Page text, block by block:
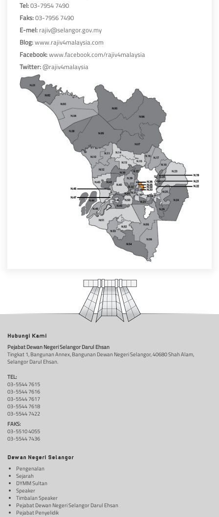
Tel:03-7954 7490
Faks:03-7956 7490
E-mel: rajiv@selangor.gov.my
Blog:www.rajiv4malaysia.com
Facebook:www.facebook.com/rajiv4malaysia
Twitter:@rajiv4malaysia
Hubungi Kami
Pejabat Dewan Negeri Selangor Darul Ehsan
Tingkat 1, Bangunan Annex, Bangunan Dewan Negeri Selangor, 40680 Shah Alam,
Selangor Darul Ehsan.
TEL:
03-5544 7615
03-5544 7616
03-5544 7617
03-5544 7618
03-5544 7422
FAKS:
03-5510 4055
03-5544 7436
Dewan Negeri Selangor
Pengenalan
Sejarah
DYMM Sultan
Speaker
Timbalan Speaker
Pejabat Dewan Negeri Selangor Darul Ehsan
Pejabat Penyelidik